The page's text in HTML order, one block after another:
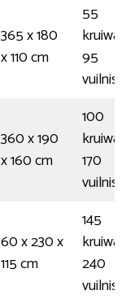
365 x 180
x 110 cm
55
95
360 x 190
x 160 cm
100
170
60 x 230 x
115 cm
145
240